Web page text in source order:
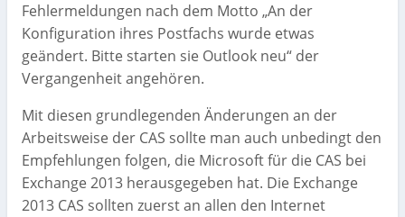
Fehlermeldungen nach dem Motto „An der
Konfiguration ihres Postfachs wurde etwas
geändert. Bitte starten sie Outlook neu“ der
Vergangenheit angehören.
Mit diesen grundlegenden Änderungen an der
Arbeitsweise der CAS sollte man auch unbedingt den
Empfehlungen folgen, die Microsoft für die CAS bei
Exchange 2013 herausgegeben hat. Die Exchange
2013 CAS sollten zuerst an allen den Internet